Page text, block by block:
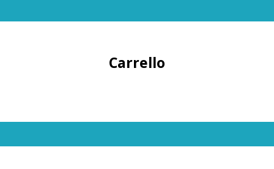
Carrello